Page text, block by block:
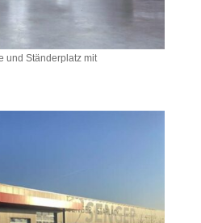
und Ständerplatz mit